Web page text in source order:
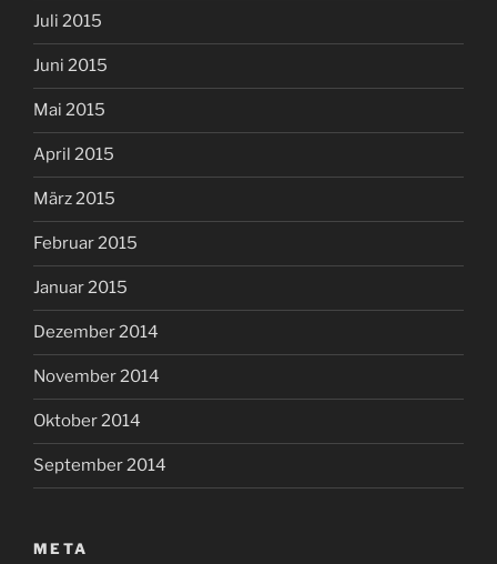
Juli 2015
Juni 2015
Mai 2015
April 2015
März 2015
Februar 2015
Januar 2015
Dezember 2014
November 2014
Oktober 2014
September 2014
META